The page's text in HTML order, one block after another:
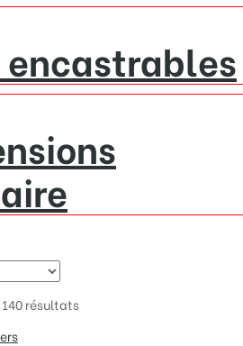
encastrables
résultats